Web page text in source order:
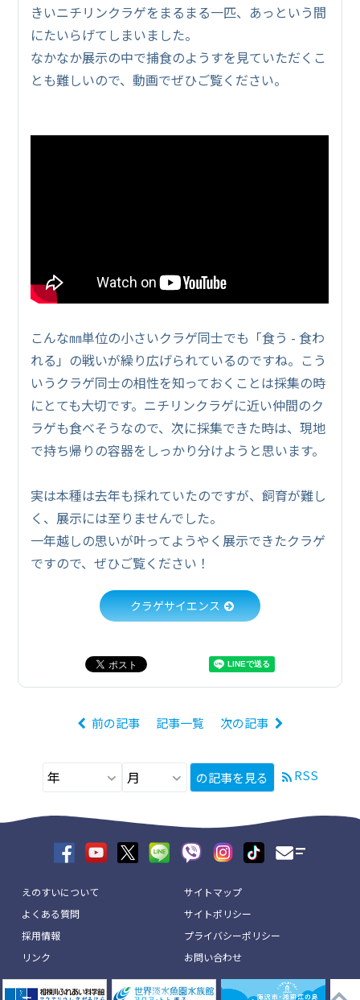
きいニチリンクラゲをまるまる一匹、あっという間
にたいらげてしまいました。
なかなか展示の中で捕食のようすを見ていただくこ
とも難しいので、動画でぜひご覧ください。
こんな㎜単位の小さいクラゲ同士でも「食う - 食わ
れる」の戦いが繰り広げられているのですね。こう
いうクラゲ同士の相性を知っておくことは採集の時
にとても大切です。ニチリンクラゲに近い仲間のク
ラゲも食べそうなので、次に採集できた時は、現地
で持ち帰りの容器をしっかり分けようと思います。
実は本種は去年も採れていたのですが、飼育が難し
く、展示には至りませんでした。
一年越しの思いが叶ってようやく展示できたクラゲ
ですので、ぜひご覧ください！
クラゲサイエンス
前の記事 記事一覧 次の記事
の記事を見る RSS
えのすいについて
よくある質問
採用情報
リンク
サイトマップ
サイトポリシー
プライバシーポリシー
お問い合わせ